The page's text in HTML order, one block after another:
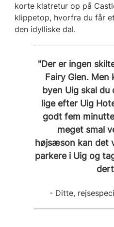
korte klatretur op på
klippetop, hvorfra du får
den idylliske dal.
"Der er ingen
Fairy Glen. Men
byen Uig skal du
lige efter Uig
godt fem
meget smal
højsæson kan det
parkere i Uig og
- Ditte,